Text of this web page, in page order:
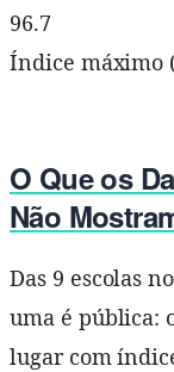
96.7
Índice máximo
O Que os
Não
Das 9 escolas
uma é pública:
lugar com